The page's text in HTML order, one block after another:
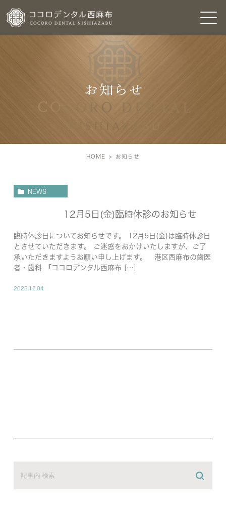
お知らせ
HOME お知らせ
NEWS
12月5日(金)臨時休診のお知らせ
臨時休診日についてお知らせです。 12月5日(金)は臨時休診日
とさせていただきます。 ご迷惑をおかけいたしますが、ご了
承いただきますようお願い申し上げます。 港区西麻布の歯医
者・歯科 『ココロデンタル西麻布 […]
2025.12.04